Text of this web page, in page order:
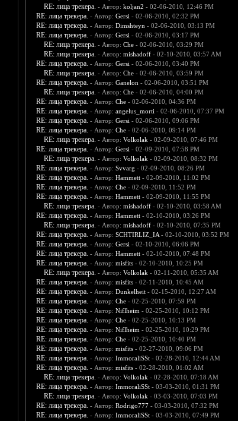
RE: лица трекера. - Автор: koljan2 - 02-06-2010, 12:46 PM
RE: лица трекера. - Автор: Gersi - 02-06-2010, 02:32 PM
RE: лица трекера. - Автор: Dimshteyn - 02-06-2010, 03:13 PM
RE: лица трекера. - Автор: Gersi - 02-06-2010, 03:17 PM
RE: лица трекера. - Автор: Che- 02-06-2010, 03:29 PM
RE: лица трекера. - Автор: mishadoff- 02-10-2010, 03:57 AM
RE: лица трекера. - Автор: Gersi - 02-06-2010, 03:40 PM
RE: лица трекера. - Автор: Che- 02-06-2010, 03:59 PM
RE: лица трекера. - Автор: Ganelon - 02-06-2010, 03:51 PM
RE: лица трекера. - Автор: Che- 02-06-2010, 04:00 PM
RE: лица трекера. - Автор: Che- 02-06-2010, 04:36 PM
RE: лица трекера. - Автор: angelus_morti - 02-06-2010, 07:37 PM
RE: лица трекера. - Автор: Gersi - 02-06-2010, 09:06 PM
RE: лица трекера. - Автор: Che- 02-06-2010, 09:14 PM
RE: лица трекера. - Автор: Volkolak - 02-09-2010, 07:46 PM
RE: лица трекера. - Автор: Gersi - 02-09-2010, 07:58 PM
RE: лица трекера. - Автор: Volkolak - 02-09-2010, 08:32 PM
RE: лица трекера. - Автор: Svvarg - 02-09-2010, 08:26 PM
RE: лица трекера. - Автор: Hammett- 02-09-2010, 11:02 PM
RE: лица трекера. - Автор: Che- 02-09-2010, 11:52 PM
RE: лица трекера. - Автор: Hammett- 02-09-2010, 11:55 PM
RE: лица трекера. - Автор: mishadoff- 02-10-2010, 03:58 AM
RE: лица трекера. - Автор: Hammett- 02-10-2010, 03:26 PM
RE: лица трекера. - Автор: mishadoff- 02-10-2010, 07:35 PM
RE: лица трекера. - Автор: SCHTIRLIZ_IA- 02-10-2010, 03:52 PM
RE: лица трекера. - Автор: Gersi - 02-10-2010, 06:06 PM
RE: лица трекера. - Автор: Hammett- 02-10-2010, 07:48 PM
RE: лица трекера. - Автор: misfits- 02-10-2010, 10:25 PM
RE: лица трекера. - Автор: Volkolak - 02-11-2010, 05:35 AM
RE: лица трекера. - Автор: misfits- 02-11-2010, 10:45 AM
RE: лица трекера. - Автор: Dunkelheit- 02-15-2010, 12:27 AM
RE: лица трекера. - Автор: Che- 02-25-2010, 07:59 PM
RE: лица трекера. - Автор: Niflheim - 02-25-2010, 10:12 PM
RE: лица трекера. - Автор: Che- 02-25-2010, 10:13 PM
RE: лица трекера. - Автор: Niflheim - 02-25-2010, 10:29 PM
RE: лица трекера. - Автор: Che- 02-25-2010, 10:40 PM
RE: лица трекера. - Автор: misfits- 02-27-2010, 09:06 PM
RE: лица трекера. - Автор: ImmoraliSSt- 02-28-2010, 12:44 AM
RE: лица трекера. - Автор: misfits- 02-28-2010, 01:02 AM
RE: лица трекера. - Автор: Volkolak - 02-28-2010, 07:18 AM
RE: лица трекера. - Автор: ImmoraliSSt- 03-03-2010, 01:31 PM
RE: лица трекера. - Автор: Volkolak - 03-03-2010, 07:03 PM
RE: лица трекера. - Автор: Rodrigo777- 03-03-2010, 07:32 PM
RE: лица трекера. - Автор: ImmoraliSSt- 03-03-2010, 07:49 PM